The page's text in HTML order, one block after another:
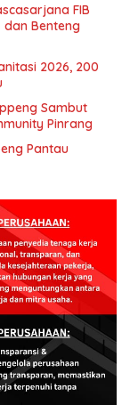
FIB
Benteng
2026, 200
Sambut
Pinrang
Pantau